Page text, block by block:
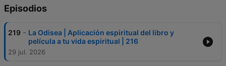
Episodios
219 - La Odisea | Aplicación espiritual del libro y
película a tu vida espiritual | 216
29 jul. 2026